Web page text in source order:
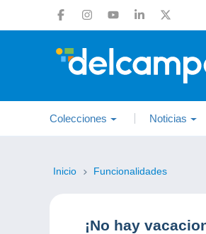
Colecciones Noticias
Inicio Funcionalidades
¡No hay